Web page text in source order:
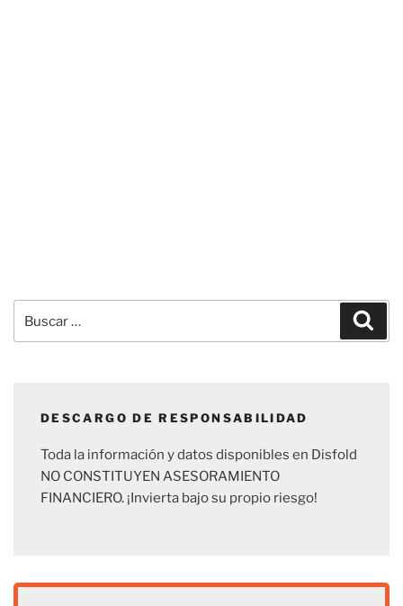
por:
DESCARGO DE RESPONSABILIDAD
Toda la información y datos disponibles en Disfold
NO CONSTITUYEN ASESORAMIENTO
FINANCIERO. ¡Invierta bajo su propio riesgo!